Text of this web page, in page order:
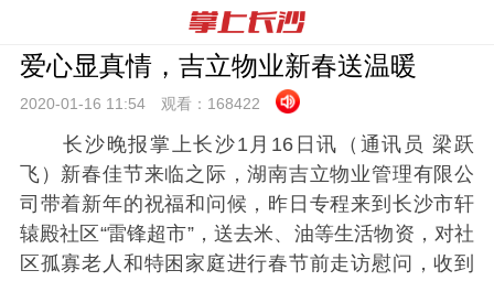
爱心显真情，吉立物业新春送温暖
2020-01-16 11:54 观看： 168422
长沙晚报掌上长沙1月16日讯（通讯员 梁跃
飞）新春佳节来临之际，湖南吉立物业管理有限公
司带着新年的祝福和问候，昨日专程来到长沙市轩
辕殿社区“雷锋超市”，送去米、油等生活物资，对社
区孤寡老人和特困家庭进行春节前走访慰问，收到